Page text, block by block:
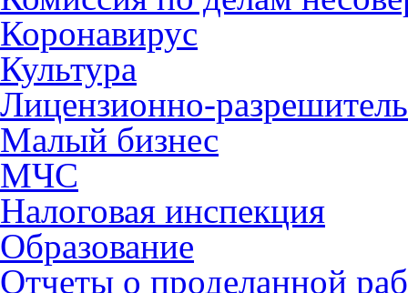
Коронавирус
Культура
Лицензионно-
Малый бизнес
МЧС
Налоговая инспекция
Образование
Отчеты о проделанной